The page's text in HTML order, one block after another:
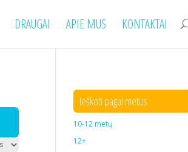
DRAUGAI APIE MUS KONTAKTAI
Ieškoti pagal metus
10-12 metų
12+